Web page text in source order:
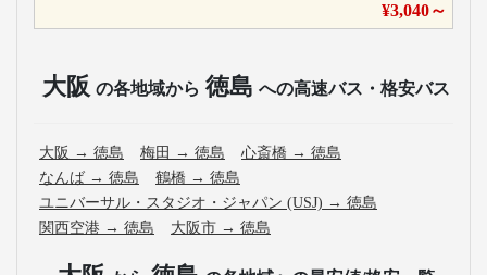
¥3,040～
大阪 の各地域から 徳島 への高速バス・格安バス
大阪 → 徳島 梅田 → 徳島 心斎橋 → 徳島
なんば → 徳島 鶴橋 → 徳島
ユニバーサル・スタジオ・ジャパン (USJ) → 徳島
関西空港 → 徳島 大阪市 → 徳島